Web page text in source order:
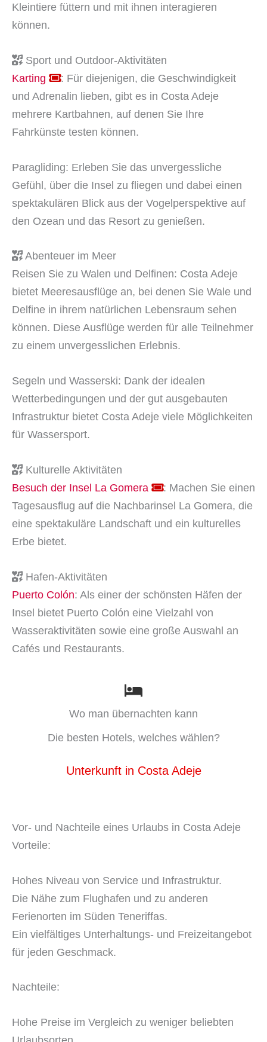
Kleintiere füttern und mit ihnen interagieren
können.
Sport und Outdoor-Aktivitäten
Karting
: Für diejenigen, die Geschwindigkeit
und Adrenalin lieben, gibt es in Costa Adeje
mehrere Kartbahnen, auf denen Sie Ihre
Fahrkünste testen können.
Paragliding: Erleben Sie das unvergessliche
Gefühl, über die Insel zu fliegen und dabei einen
spektakulären Blick aus der Vogelperspektive auf
den Ozean und das Resort zu genießen.
Abenteuer im Meer
Reisen Sie zu Walen und Delfinen: Costa Adeje
bietet Meeresausflüge an, bei denen Sie Wale und
Delfine in ihrem natürlichen Lebensraum sehen
können. Diese Ausflüge werden für alle Teilnehmer
zu einem unvergesslichen Erlebnis.
Segeln und Wasserski: Dank der idealen
Wetterbedingungen und der gut ausgebauten
Infrastruktur bietet Costa Adeje viele Möglichkeiten
für Wassersport.
Kulturelle Aktivitäten
Besuch der Insel La Gomera
: Machen Sie einen
Tagesausflug auf die Nachbarinsel La Gomera, die
eine spektakuläre Landschaft und ein kulturelles
Erbe bietet.
Hafen-Aktivitäten
Puerto Colón: Als einer der schönsten Häfen der
Insel bietet Puerto Colón eine Vielzahl von
Wasseraktivitäten sowie eine große Auswahl an
Cafés und Restaurants.
Wo man übernachten kann
Die besten Hotels, welches wählen?
Unterkunft in Costa Adeje
Vor- und Nachteile eines Urlaubs in Costa Adeje
Vorteile:
Hohes Niveau von Service und Infrastruktur.
Die Nähe zum Flughafen und zu anderen
Ferienorten im Süden Teneriffas.
Ein vielfältiges Unterhaltungs- und Freizeitangebot
für jeden Geschmack.
Nachteile:
Hohe Preise im Vergleich zu weniger beliebten